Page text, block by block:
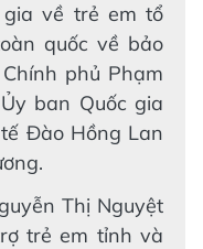
gia về trẻ em tổ
quốc về bảo
phủ Phạm
ban Quốc gia
Đào Hồng Lan
Thị Nguyệt
trẻ em tỉnh và